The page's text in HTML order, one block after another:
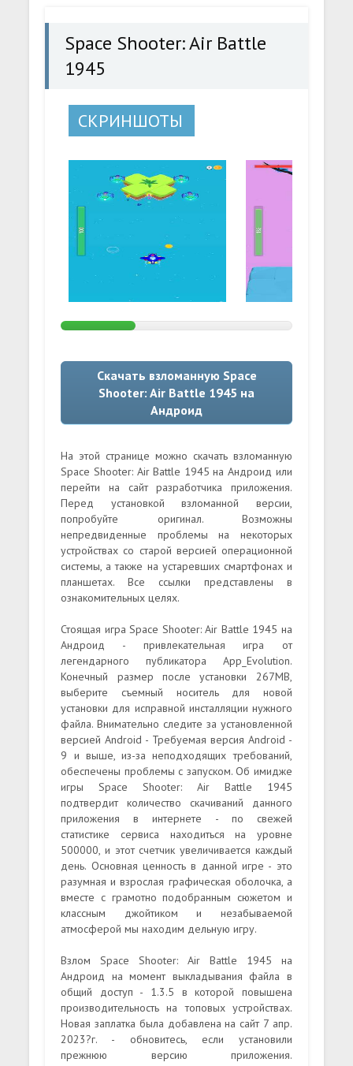
Space Shooter: Air Battle
1945
СКРИНШОТЫ
Скачать взломанную Space
Shooter: Air Battle 1945 на
Андроид
На этой странице можно скачать взломанную
Space Shooter: Air Battle 1945 на Андроид или
перейти на сайт разработчика приложения.
Перед установкой взломанной версии,
попробуйте оригинал. Возможны
непредвиденные проблемы на некоторых
устройствах со старой версией операционной
системы, а также на устаревших смартфонах и
планшетах. Все ссылки представлены в
ознакомительных целях.
Стоящая игра Space Shooter: Air Battle 1945 на
Андроид - привлекательная игра от
легендарного публикатора App_Evolution.
Конечный размер после установки 267MB,
выберите съемный носитель для новой
установки для исправной инсталляции нужного
файла. Внимательно следите за установленной
версией Android - Требуемая версия Android -
9 и выше, из-за неподходящих требований,
обеспечены проблемы с запуском. Об имидже
игры Space Shooter: Air Battle 1945
подтвердит количество скачиваний данного
приложения в интернете - по свежей
статистике сервиса находиться на уровне
500000, и этот счетчик увеличивается каждый
день. Основная ценность в данной игре - это
разумная и взрослая графическая оболочка, а
вместе с грамотно подобранным сюжетом и
классным джойтиком и незабываемой
атмосферой мы находим дельную игру.
Взлом Space Shooter: Air Battle 1945 на
Андроид на момент выкладывания файла в
общий доступ - 1.3.5 в которой повышена
производительность на топовых устройствах.
Новая заплатка была добавлена на сайт 7 апр.
2023?г. - обновитесь, если установили
прежнюю версию приложения.